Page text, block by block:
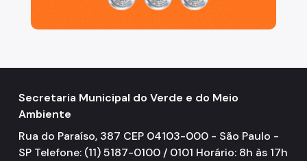
Secretaria Municipal do Verde e do Meio
Ambiente
Rua do Paraíso, 387 CEP 04103-000 - São Paulo -
SP Telefone: (11) 5187-0100 / 0101 Horário: 8h às 17h